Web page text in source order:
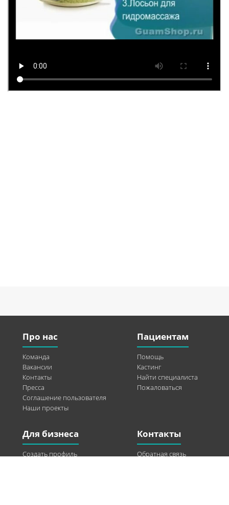
Про нас
Команда
Вакансии
Контакты
Пресса
Соглашение пользователя
Наши проекты
Пациентам
Помощь
Кастинг
Найти специалиста
Пожаловаться
Для бизнеса
Создать профиль
Контакты
Обратная связь